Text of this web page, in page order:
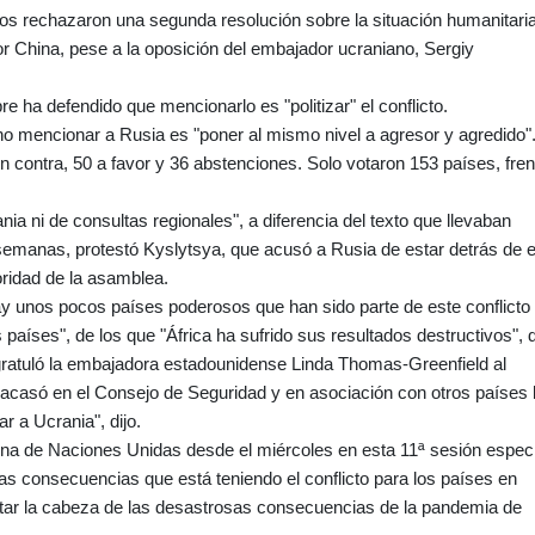
rechazaron una segunda resolución sobre la situación
China, pese a la oposición del embajador ucraniano, Sergiy
ha defendido que mencionarlo es "politizar" el conflicto.
mencionar a Rusia es "poner al mismo nivel a agresor y agredido".
contra, 50 a favor y 36 abstenciones. Solo votaron 153 países,
ni de consultas regionales", a diferencia del texto que llevaban
protestó Kyslytsya, que acusó a Rusia de estar detrás de
de la asamblea.
unos pocos países poderosos que han sido parte de este conflicto
de los que "África ha sufrido sus resultados destructivos",
la embajadora estadounidense Linda Thomas-Greenfield al
en el Consejo de Seguridad y en asociación con otros países
a Ucrania", dijo.
de Naciones Unidas desde el miércoles en esta 11ª sesión
consecuencias que está teniendo el conflicto para los países en
la cabeza de las desastrosas consecuencias de la pandemia de